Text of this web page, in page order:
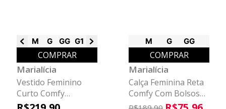
M G GG G1 G2
COMPRAR
Marialícia
Vestido Feminino
Curto Comfy
Marialícia Marrom
M G GG
COMPRAR
Marialícia
Calça Feminina Reta
Comfy Com Bolsos
Marialícia Laranja